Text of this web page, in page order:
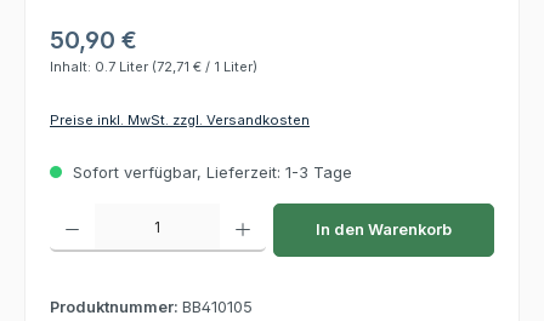
50,90 €
Inhalt: 0.7 Liter (72,71 € / 1 Liter)
Preise inkl. MwSt. zzgl. Versandkosten
Sofort verfügbar, Lieferzeit: 1-3 Tage
Produkt Anzahl: Gib den gewünschten Wert ein oder benutze die Schaltflächen um
In den Warenkorb
Produktnummer: BB410105